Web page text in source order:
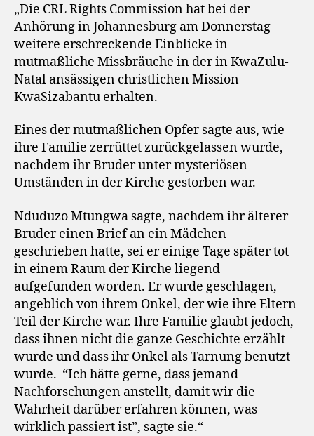
„Die CRL Rights Commission hat bei der
Anhörung in Johannesburg am Donnerstag
weitere erschreckende Einblicke in
mutmaßliche Missbräuche in der in KwaZulu-
Natal ansässigen christlichen Mission
KwaSizabantu erhalten.
Eines der mutmaßlichen Opfer sagte aus, wie
ihre Familie zerrüttet zurückgelassen wurde,
nachdem ihr Bruder unter mysteriösen
Umständen in der Kirche gestorben war.
Nduduzo Mtungwa sagte, nachdem ihr älterer
Bruder einen Brief an ein Mädchen
geschrieben hatte, sei er einige Tage später tot
in einem Raum der Kirche liegend
aufgefunden worden. Er wurde geschlagen,
angeblich von ihrem Onkel, der wie ihre Eltern
Teil der Kirche war. Ihre Familie glaubt jedoch,
dass ihnen nicht die ganze Geschichte erzählt
wurde und dass ihr Onkel als Tarnung benutzt
wurde. “Ich hätte gerne, dass jemand
Nachforschungen anstellt, damit wir die
Wahrheit darüber erfahren können, was
wirklich passiert ist”, sagte sie.“